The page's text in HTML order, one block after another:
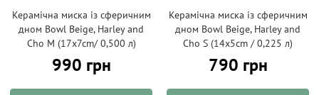
Керамічна миска із сферичним
дном Bowl Beige, Harley and
Cho M (17x7cm/ 0,500 л)
990 грн
Керамічна миска із сферичним
дном Bowl Beige, Harley and
Cho S (14x5cm / 0,225 л)
790 грн